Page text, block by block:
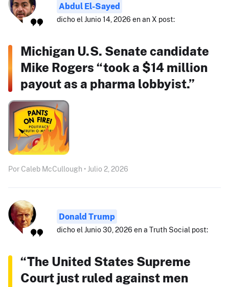
Abdul El-Sayed
dicho el Junio 14, 2026 en an X post:
Michigan U.S. Senate candidate
Mike Rogers “took a $14 million
payout as a pharma lobbyist.”
Por Caleb McCullough • Julio 2, 2026
Donald Trump
dicho el Junio 30, 2026 en a Truth Social post:
“The United States Supreme
Court just ruled against men